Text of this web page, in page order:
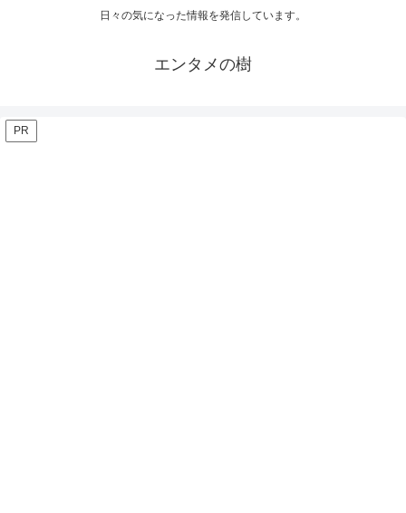
日々の気になった情報を発信しています。
エンタメの樹
PR